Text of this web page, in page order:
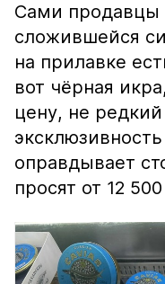
Сами продавцы
сложившейся
на прилавке
вот чёрная
цену, не
оправдывает
просят от 12